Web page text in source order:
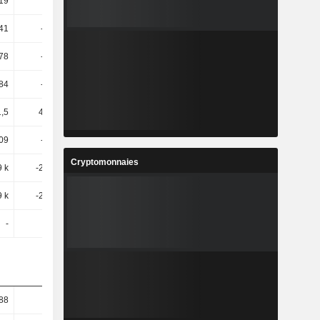
-19,07
-30,28
-30,28
453,02
-82,58 -14,13 624,36
k -257,42 -29,99
k -257,42
-
Cryptomonnaies